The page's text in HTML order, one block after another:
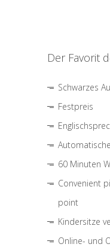
Der Favorit
Schwarzes
Festpreis
60 Minuten
Convenient
point
Kindersitze
Online- und